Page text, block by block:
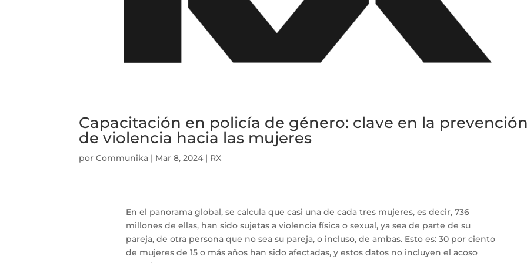
Capacitación en policía de género: clave en la
de violencia hacia las mujeres
porCommunika | Mar 8, 2024 | RX
En el panorama global, se calcula que casi una de cada tres mujeres, es decir, 736
millones de ellas, han sido sujetas a violencia física o sexual, ya sea de parte de su
pareja, de otra persona que no sea su pareja, o incluso, de ambas. Esto es: 30 por ciento
de mujeres de 15 o más años han sido afectadas, y estos datos no incluyen el acoso